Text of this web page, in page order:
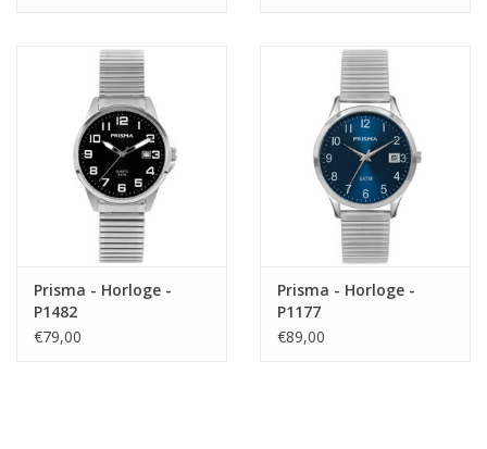
Prisma - Horloge -
P1482
€79,00
Prisma - Horloge -
P1177
€89,00